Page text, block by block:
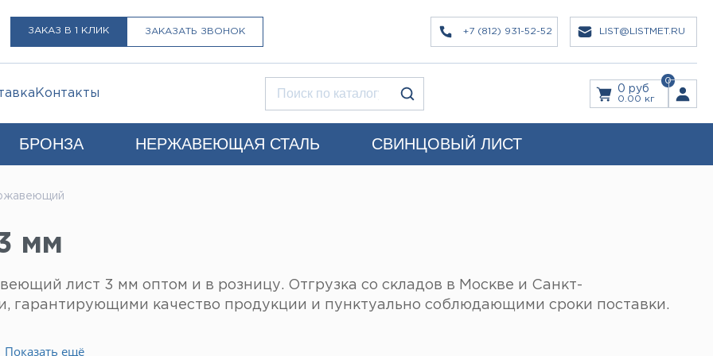
ЗАКАЗ В 1 КЛИК ЗАКАЗАТЬ ЗВОНОК +7 (812) 931-52-52 LIST@LISTMET.RU
Контакты
0
0 руб
0.00 кг
БРОНЗА НЕРЖАВЕЮЩАЯ СТАЛЬ СВИНЦОВЫЙ ЛИСТ
мм
лист 3 мм оптом и в розницу. Отгрузка со складов в Москве и Санкт-
гарантирующими качество продукции и пунктуально соблюдающими сроки поставки.
Показать ещё